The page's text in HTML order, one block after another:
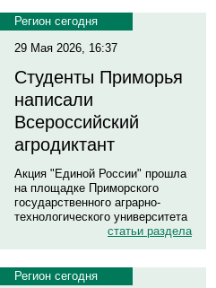
Регион сегодня
29 Мая 2026, 16:37
Студенты Приморья
написали
Всероссийский
агродиктант
Акция "Единой России" прошла
на площадке Приморского
государственного аграрно-
технологического университета
статьи раздела
Регион сегодня